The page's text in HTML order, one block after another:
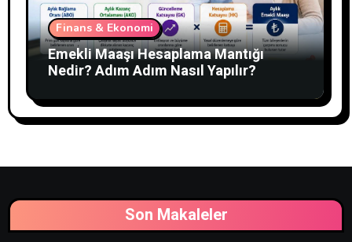
Finans & Ekonomi
Emekli Maaşı Hesaplama Mantığı
Nedir? Adım Adım Nasıl Yapılır?
Son Makaleler